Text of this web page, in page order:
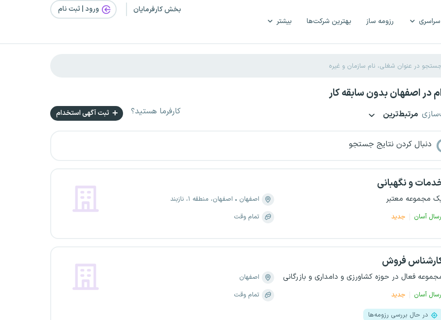
رزومه ساز بهترین شرکت‌ها بیشتر
بخش کارفرمایان ورود | ثبت‌ نام
در اصفهان بدون سابقه کار
مرتبط‌ترین کارفرما هستید؟ ثبت آگهی استخدام
دنبال کردن نتایج جستجو
و نگهبانی
مجموعه معتبر
آسان جدید
اصفهان
اصفهان، منطقه ۱، نازبند
تمام وقت
فروش
فعال در حوزه کشاورزی و دامداری و بازرگانی
آسان جدید
اصفهان
تمام وقت
در حال بررسی رزومه‌ها